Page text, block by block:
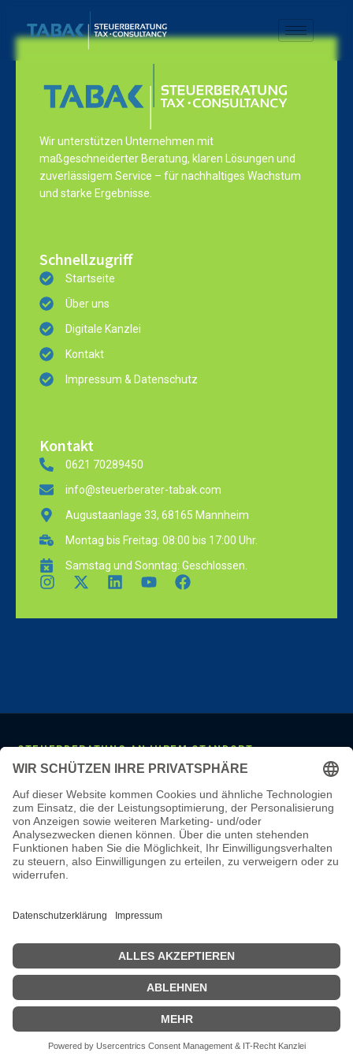
Wir unterstützen Unternehmen mit
maßgeschneiderter Beratung, klaren Lösungen und
zuverlässigem Service – für nachhaltiges Wachstum
und starke Ergebnisse.
Schnellzugriff
Startseite
Über uns
Digitale Kanzlei
Kontakt
Impressum & Datenschutz
Kontakt
0621 70289450
info@steuerberater-tabak.com
Augustaanlage 33, 68165 Mannheim
Montag bis Freitag: 08:00 bis 17:00 Uhr.
Samstag und Sonntag: Geschlossen.
STEUERBERATUNG AN IHREM STANDORT
Mannheim· Ludwigshafen Heidelberg· Frankfurt
Darmstadt
· Wiesbaden ·Mainz·Stuttgart· Karlsruhe ·Freiburg·
München· Augsburg· Nürnberg·Regensburg· Köln
Aachen·Düsseldorf·Duisburg ·Essen· Dortmund·Münster
Bielefeld· Hannover ·Bremen·Hamburg ·Kiel ·Berlin·
Leipzig ·Erfurt
LEISTUNGEN & WISSEN
Steuerberatung·Monatliche Buchhaltung·Lohnbuchhaltung·
Steuerberater-Kosten
Steuer-Glossar·Steuer-Wissen·Karriere·
Steuerberater Mannheim